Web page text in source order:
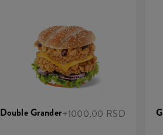
Double Grander+1000,00 RSD